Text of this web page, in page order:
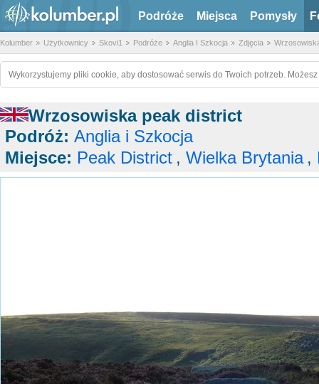
Podróże Miejsca Pomysły
Kolumber Użytkownicy Skovi1 Podróże Anglia I Szkocja Zdjęcia
Wykorzystujemy pliki cookie, aby dostosować serwis do Twoich potrzeb.
Wrzosowiska peak district
Podróż: Anglia i Szkocja
Miejsce: Peak District , Wielka Brytania ,